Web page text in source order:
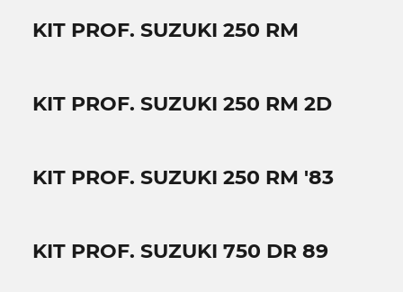
KIT PROF. SUZUKI 250 RM
KIT PROF. SUZUKI 250 RM 2D
KIT PROF. SUZUKI 250 RM '83
KIT PROF. SUZUKI 750 DR 89